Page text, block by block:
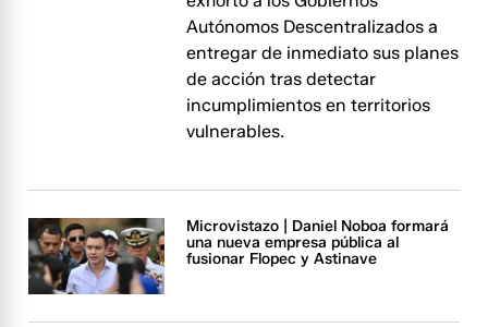
Autónomos Descentralizados a
entregar de inmediato sus planes
de acción tras detectar
incumplimientos en territorios
vulnerables.
Microvistazo | Daniel Noboa formará
una nueva empresa pública al
fusionar Flopec y Astinave